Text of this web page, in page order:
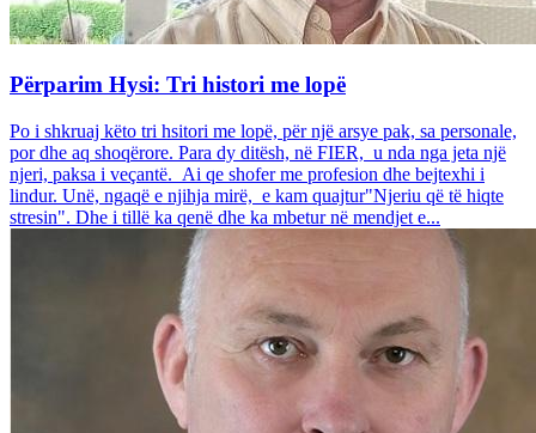
Përparim Hysi: Tri histori me lopë
Po i shkruaj këto tri hsitori me lopë, për një arsye pak, sa personale,
por dhe aq shoqërore. Para dy ditësh, në FIER, u nda nga jeta një
njeri, paksa i veçantë. Ai qe shofer me profesion dhe bejtexhi i
lindur. Unë, ngaqë e njihja mirë, e kam quajtur"Njeriu që të hiqte
stresin". Dhe i tillë ka qenë dhe ka mbetur në mendjet e...